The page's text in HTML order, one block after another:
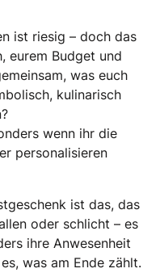
ist riesig – doch das
eurem Budget und
was euch
kulinarisch
wenn ihr die
personalisieren
ist das, das
oder schlicht – es
ihre Anwesenheit
was am Ende zählt.